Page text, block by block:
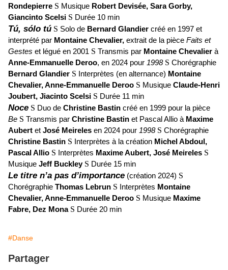
Rondepierre S Musique Robert Devisée, Sara Gorby,
Giancinto Scelsi S Durée 10 min
Tú, sólo tú S Solo de Bernard Glandier créé en 1997 et
interprété par Montaine Chevalier, extrait de la pièce Faits et
Gestes et légué en 2001 S Transmis par Montaine Chevalier à
Anne-Emmanuelle Deroo, en 2024 pour 1998 S Chorégraphie
Bernard Glandier S Interprètes (en alternance) Montaine
Chevalier, Anne-Emmanuelle Deroo S Musique Claude-Henri
Joubert, Jiacinto Scelsi S Durée 11 min
Noce S Duo de Christine Bastin créé en 1999 pour la pièce
Be S Transmis par Christine Bastin et Pascal Allio à Maxime
Aubert et José Meireles en 2024 pour 1998 S Chorégraphie
Christine Bastin S Interprètes à la création Michel Abdoul,
Pascal Allio S Interprètes Maxime Aubert, José Meireles S
Musique Jeff Buckley S Durée 15 min
Le titre n’a pas d’importance (création 2024) S
Chorégraphie Thomas Lebrun S Interprètes Montaine
Chevalier, Anne-Emmanuelle Deroo S Musique Maxime
Fabre, Dez Mona S Durée 20 min
#Danse
Partager